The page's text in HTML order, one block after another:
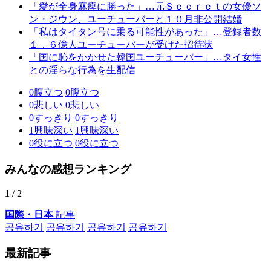
「愛が全身麻痺に勝った」…元Ｓｅｃｒｅｔの女優ソ
ン・ジウン、ユーチューバーと１０月非公開結婚
「私はタイタン号に乗る可能性があった」…登録者数
１．６億人ユーチューバーが受けた招待状
「国に恥をかかせた韓国ユーチューバー」…タイ女性
との淫らな行為を生配信
0腹立つ 0腹立つ
0悲しい 0悲しい
0すっきり 0すっきり
1興味深い 1興味深い
0役に立つ 0役に立つ
みんなの感想ランキング
1 / 2
国際・日本記事
공유하기
공유하기 공유하기 공유하기
最新記事